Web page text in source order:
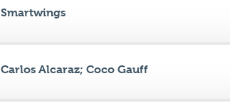
Carlos Alcaraz; Coco Gauff
Eukleidés